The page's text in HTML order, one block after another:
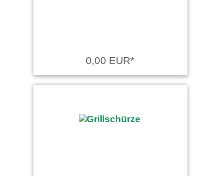
0,00 EUR*